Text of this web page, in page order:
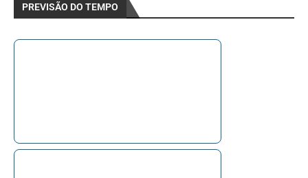
PREVISÃO DO TEMPO